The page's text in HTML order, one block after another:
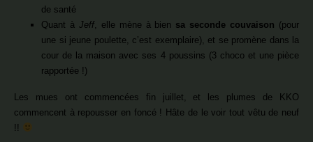
de santé
Quant à Jeff, elle mène à bien sa seconde couvaison (pour
une si jeune poulette, c’est exemplaire), et se promène dans la
cour de la maison avec ses 4 poussins (3 choco et une pièce
rapportée !)
Les mues ont commencées fin juillet, et les plumes de KKO
commencent à repousser en foncé ! Hâte de le voir tout vêtu de neuf
!!